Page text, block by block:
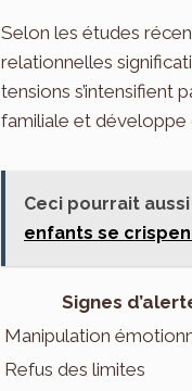
Selon les études
relationnelles
tensions s’intensifient
familiale et développe
Ceci pourrait
enfants se
Signes
Manipulation
Refus des limites